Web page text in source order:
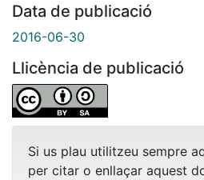
Data de publicació
2016-06-30
Llicència de publicació
Si us plau utilitzeu sempre
per citar o enllaçar aquest